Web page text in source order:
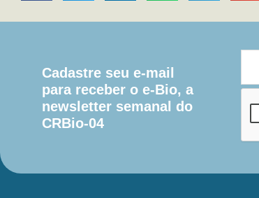
Cadastre seu e-mail
para receber o e-Bio, a
newsletter semanal do
CRBio-04